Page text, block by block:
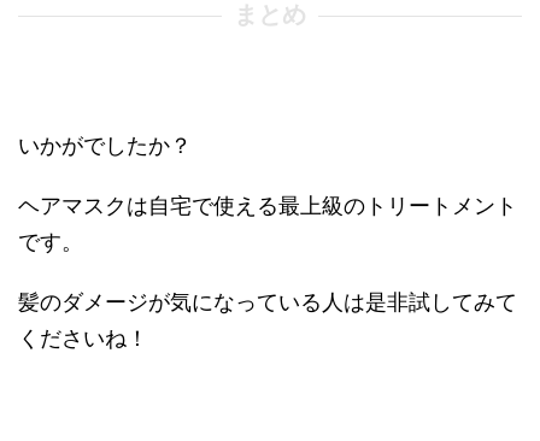
まとめ
いかがでしたか？
ヘアマスクは自宅で使える最上級のトリートメント
です。
髪のダメージが気になっている人は是非試してみて
くださいね！